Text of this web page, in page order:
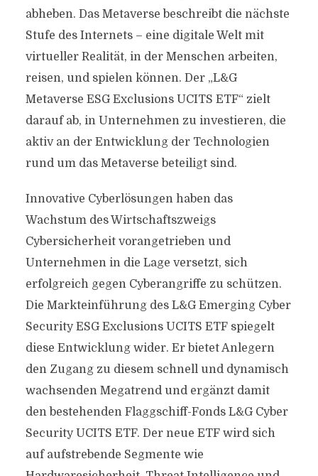
abheben. Das Metaverse beschreibt die nächste
Stufe des Internets – eine digitale Welt mit
virtueller Realität, in der Menschen arbeiten,
reisen, und spielen können. Der „L&G
Metaverse ESG Exclusions UCITS ETF“ zielt
darauf ab, in Unternehmen zu investieren, die
aktiv an der Entwicklung der Technologien
rund um das Metaverse beteiligt sind.
Innovative Cyberlösungen haben das
Wachstum des Wirtschaftszweigs
Cybersicherheit vorangetrieben und
Unternehmen in die Lage versetzt, sich
erfolgreich gegen Cyberangriffe zu schützen.
Die Markteinführung des L&G Emerging Cyber
Security ESG Exclusions UCITS ETF spiegelt
diese Entwicklung wider. Er bietet Anlegern
den Zugang zu diesem schnell und dynamisch
wachsenden Megatrend und ergänzt damit
den bestehenden Flaggschiff-Fonds L&G Cyber
Security UCITS ETF. Der neue ETF wird sich
auf aufstrebende Segmente wie